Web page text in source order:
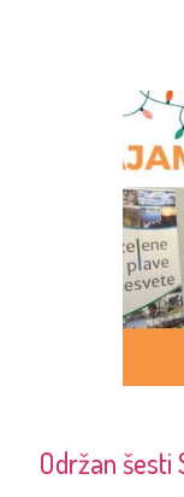
Održan šesti